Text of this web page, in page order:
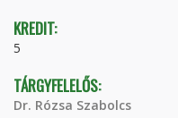
KREDIT:
5
TÁRGYFELELŐS:
Dr. Rózsa Szabolcs